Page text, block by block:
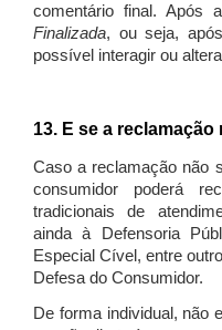
comentário final. Após
Finalizada, ou seja,
possível interagir ou
13. E se a
Caso a reclamação não
consumidor poderá
tradicionais de
ainda à Defensoria
Especial Cível, entre
Defesa do Consumidor.
De forma individual, não